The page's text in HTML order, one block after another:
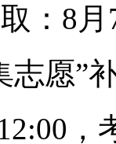
：8
志愿”
，